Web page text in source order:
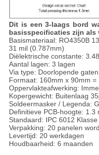
Dit is een 3-laags bord
basisspecificaties zijn als
Basismateriaal: RO4350B
31 mil (0.787mm)
Diëlektrische constante:
Aantal lagen: 3 lagen
Via type: Doorlopende
Formaat: 160mm x 90mm =
Oppervlakteafwerking:
Kopergewicht: Buitenlaag
Soldeermasker / Legenda:
Definitieve PCB-hoogte: 1.3
Standaard: IPC 6012 Klasse
Verpakking: 20 panelen
Levertijd: 20 werkdagen
Houdbaarheid: 6 maanden